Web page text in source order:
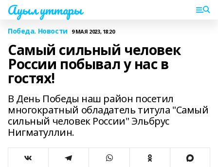
Ауыл уттары
Победа. Новости 9 МАЯ 2023, 18:20
Самый сильный человек
России побывал у нас в
гостях!
В День Победы наш район посетил
многократный обладатель титула "Самый
сильный человек России" Эльбрус
Нигматуллин.